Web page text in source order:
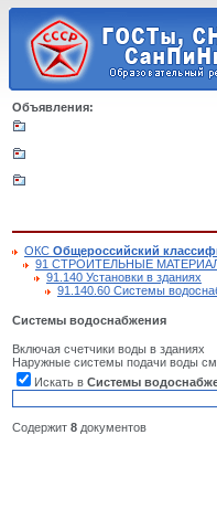
Объявления:
ОКС Общероссийский
91 СТРОИТЕЛЬНЫЕ
91.140 Установки в зданиях
91.140.60 Системы
Системы водоснабжения
Включая счетчики воды в зданиях
Наружные системы подачи воды
Искать в Системы
Содержит 8 документов